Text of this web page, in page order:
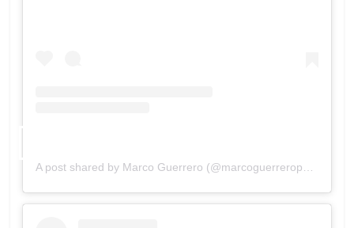
A post shared by Marco Guerrero (@marcoguerreroperalta)